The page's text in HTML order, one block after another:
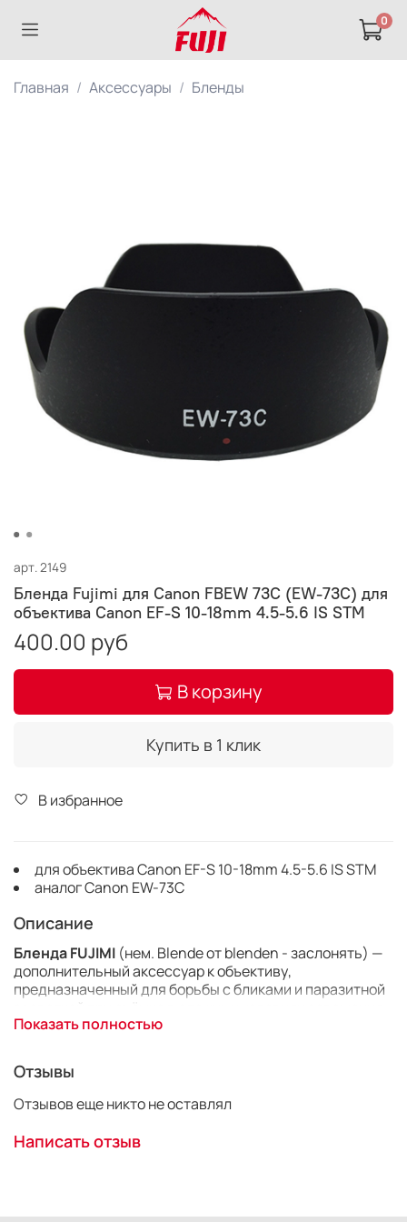
0
Главная Аксессуары Бленды
арт.2149
Бленда Fujimi для Canon FBEW 73C (EW-73C) для
объектива Canon EF-S 10-18mm 4.5-5.6 IS STM
400.00 руб
В корзину
Купить в 1 клик
В избранное
для объектива Canon EF-S 10-18mm 4.5-5.6 IS STM
аналог Canon EW-73C
Описание
Бленда FUJIMI (нем. Blende от blenden - заслонять) —
дополнительный аксессуар к объективу,
предназначенный для борьбы с бликами и паразитной
большая линза прибавляет крутизны и
профессионализма. Но бленда имеет очень важное
прикладное значение, и лишь немногие понимают ее
практическую ценность.
засветки, которая сопровождается уменьшением
Показать полностью
Отзывы
Отзывов еще никто не оставлял
Написать отзыв